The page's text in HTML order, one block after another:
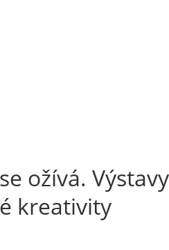
ožívá.
kreativity